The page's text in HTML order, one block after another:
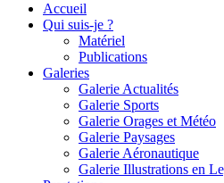
Accueil
Qui suis-je ?
Matériel
Publications
Galeries
Galerie Actualités
Galerie Sports
Galerie Orages et Météo
Galerie Paysages
Galerie Aéronautique
Galerie Illustrations en